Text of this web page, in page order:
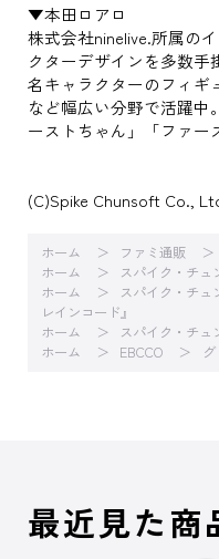
▼本田ロアロ
株式会社ninelive.所属の
クターデザインを多数
名キャラクターのフィギ
など幅広い分野で活躍中
ーストちゃん」「ファー
(C)Spike Chunsoft Co.,
ホーム ファミ通販
ホーム
スパイク・チュ
ホーム
スパイク・チュ
レインコード』
ホーム
スパイク・チュ
ホーム
EBCCO
最近見た商